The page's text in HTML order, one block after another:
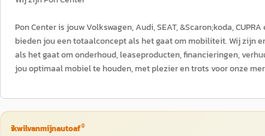
Pon Center is jouw Volkswagen, Audi, SEAT, &Scaron;koda,
bieden jou een totaalconcept als het gaat om mobiliteit. Wij zijn
als het gaat om onderhoud, leaseproducten, financieringen,
jou optimaal mobiel te houden, met plezier en trots voor onze
ikwilvanmijnautoaf®